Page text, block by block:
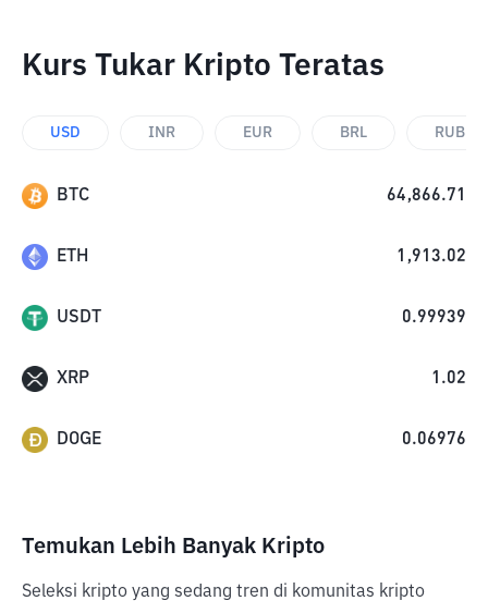
Kurs Tukar Kripto Teratas
USD INR EUR BRL RUB
BTC 64,866.71
ETH 1,913.02
USDT 0.99939
XRP 1.02
DOGE 0.06976
Temukan Lebih Banyak Kripto
Seleksi kripto yang sedang tren di komunitas kripto